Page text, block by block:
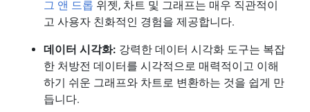
그 앤 드롭 위젯, 차트 및 그래프는 매우 직관적이
고 사용자 친화적인 경험을 제공합니다.
데이터 시각화: 강력한 데이터 시각화 도구는 복잡
한 처방전 데이터를 시각적으로 매력적이고 이해
하기 쉬운 그래프와 차트로 변환하는 것을 쉽게 만
듭니다.